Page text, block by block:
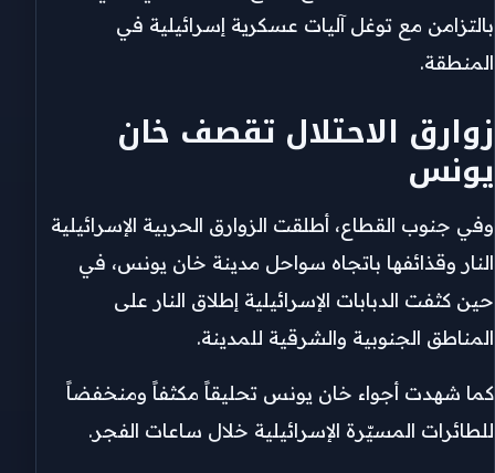
بالتزامن مع توغل آليات عسكرية إسرائيلية في
المنطقة.
زوارق الاحتلال تقصف خان
يونس
وفي جنوب القطاع، أطلقت الزوارق الحربية الإسرائيلية
النار وقذائفها باتجاه سواحل مدينة خان يونس، في
حين كثفت الدبابات الإسرائيلية إطلاق النار على
المناطق الجنوبية والشرقية للمدينة.
كما شهدت أجواء خان يونس تحليقاً مكثفاً ومنخفضاً
للطائرات المسيّرة الإسرائيلية خلال ساعات الفجر.